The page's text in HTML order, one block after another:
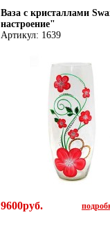
Ваза с кристаллами
настроение"
Артикул: 1639
9600руб.